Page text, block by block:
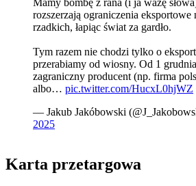
rozszerzają ograniczenia eksportowe
rzadkich, łapiąc świat za gardło.
Tym razem nie chodzi tylko o
przerabiamy od wiosny. Od 1
zagraniczny producent (np. firma
albo… pic.twitter.com/HucxL0hjWZ
— Jakub Jakóbowski
2025
Karta przetargowa